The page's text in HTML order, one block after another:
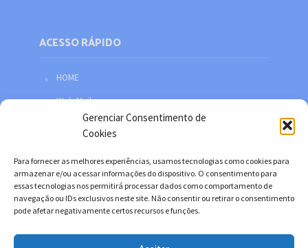
Gerenciar Consentimento de
Cookies
Para fornecer as melhores experiências, usamos tecnologias como cookies para
armazenar e/ou acessar informações do dispositivo. O consentimento para
essas tecnologias nos permitirá processar dados como comportamento de
navegação ou IDs exclusivos neste site. Não consentir ou retirar o consentimento
pode afetar negativamente certos recursos e funções.
ACESSO RÁPIDO
HOME
Web Mail
Política de privacidade
Facebook
Twitter
YouTube
Instagram